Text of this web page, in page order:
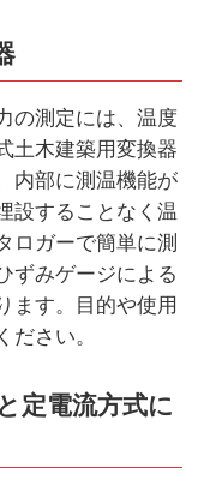
の測定には、温度
土木建築用変換器
内部に測温機能が
設することなく温
ロガーで簡単に測
ずみゲージによる
ます。目的や使用
さい。
定電流方式に